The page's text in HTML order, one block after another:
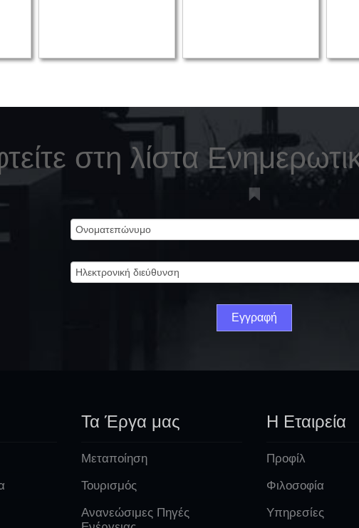
στη λίστα
Τα Έργα μας
Μεταποίηση
Τουρισμός
Ανανεώσιμες Πηγές
Η Εταιρεία
Προφίλ
Φιλοσοφία
Υπηρεσίες